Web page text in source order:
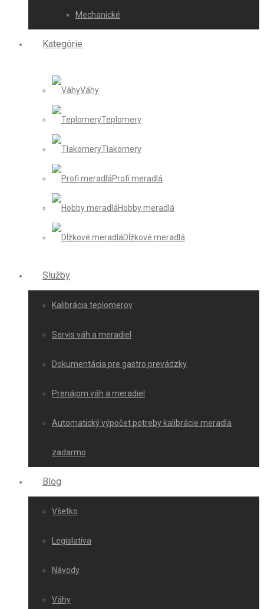
Mechanické
Kategórie
Váhy
Teplomery
Tlakomery
Profi meradlá
Hobby meradlá
Dĺžkové meradlá
Služby
Kalibrácia teplomerov
Servis váh a meradiel
Dokumentácia pre gastro prevádzky
Prenájom váh a meradiel
Automatický výpočet potreby kalibrácie meradla
zadarmo
Blog
Všetko
Legislatíva
Návody
Váhy